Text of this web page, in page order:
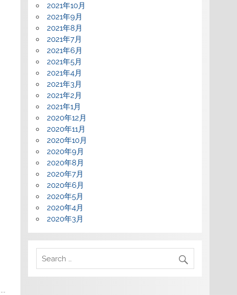
2021年10月
2021年9月
2021年8月
2021年7月
2021年6月
2021年5月
2021年4月
2021年3月
2021年2月
2021年1月
2020年12月
2020年11月
2020年10月
2020年9月
2020年8月
2020年7月
2020年6月
2020年5月
2020年4月
2020年3月